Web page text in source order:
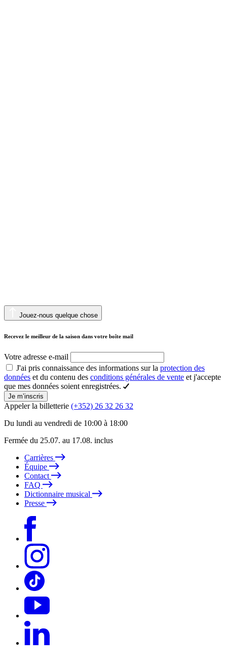
Jouez-nous quelque chose
Recevez le meilleur de la saison dans votre boîte mail
Votre adresse e-mail
J'ai pris connaissance des informations sur la protection des
données et du contenu des conditions générales de vente et j'accepte
que mes données soient enregistrées.
Je m’inscris
Appeler la billetterie (+352) 26 32 26 32
Du lundi au vendredi de 10:00 à 18:00
Fermée du 25.07. au 17.08. inclus
Carrières
Équipe
Contact
FAQ
Dictionnaire musical
Presse